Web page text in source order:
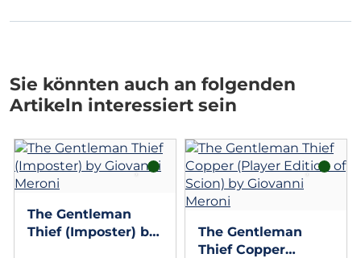
Sie könnten auch an folgenden
Artikeln interessiert sein
The Gentleman
Thief (Imposter) by
The Gentleman
Thief Copper